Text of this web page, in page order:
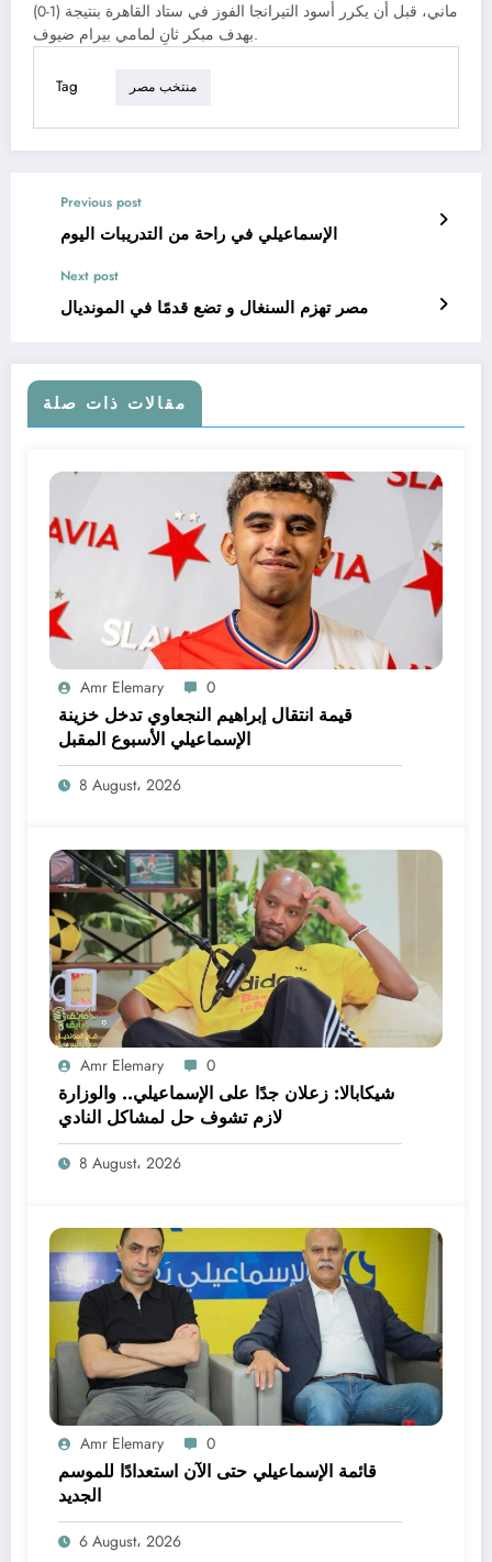
ماني، قبل أن يكرر أسود التيرانجا الفوز في ستاد القاهرة بنتيجة (1-0)
بهدف مبكر ثانِ لمامي بيرام ضيوف.
Tag منتخب مصر
Previous post
الإسماعيلي في راحة من التدريبات اليوم
Next post
مصر تهزم السنغال و تضع قدمًا في المونديال
مقالات ذات صلة
Amr Elemary 0
قيمة انتقال إبراهيم النجعاوي تدخل خزينة
الإسماعيلي الأسبوع المقبل
8 August، 2026
Amr Elemary 0
شيكابالا: زعلان جدًا على الإسماعيلي.. والوزارة
لازم تشوف حل لمشاكل النادي
8 August، 2026
Amr Elemary 0
قائمة الإسماعيلي حتى الآن استعدادًا للموسم
الجديد
6 August، 2026